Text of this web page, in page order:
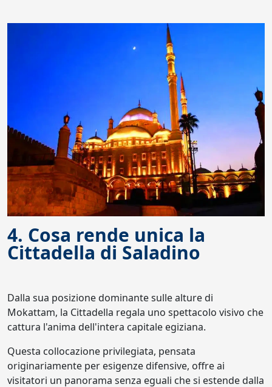
4. Cosa rende unica la
Cittadella di Saladino
Dalla sua posizione dominante sulle alture di
Mokattam, la Cittadella regala uno spettacolo visivo che
cattura l'anima dell'intera capitale egiziana.
Questa collocazione privilegiata, pensata
originariamente per esigenze difensive, offre ai
visitatori un panorama senza eguali che si estende dalla